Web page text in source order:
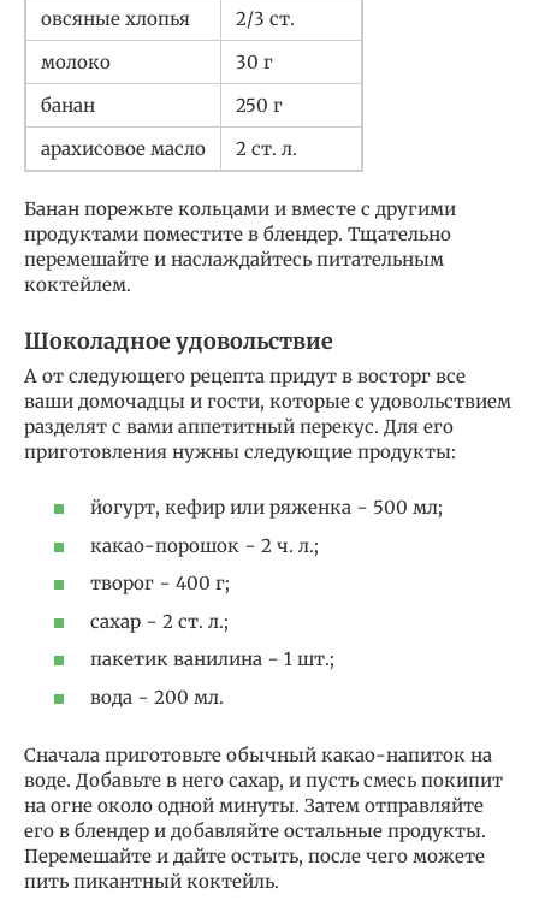
овсяные хлопья
2/3 ст.
молоко
30 г
банан
250 г
арахисовое масло
2 ст. л.
Банан порежьте кольцами и вместе с другими
продуктами поместите в блендер. Тщательно
перемешайте и наслаждайтесь питательным
коктейлем.
Шоколадное удовольствие
А от следующего рецепта придут в восторг все
ваши домочадцы и гости, которые с удовольствием
разделят с вами аппетитный перекус. Для его
приготовления нужны следующие продукты:
йогурт, кефир или ряженка − 500 мл;
какао-порошок − 2 ч. л.;
творог − 400 г;
сахар − 2 ст. л.;
пакетик ванилина − 1 шт.;
вода − 200 мл.
Сначала приготовьте обычный какао-напиток на
воде. Добавьте в него сахар, и пусть смесь покипит
на огне около одной минуты. Затем отправляйте
его в блендер и добавляйте остальные продукты.
Перемешайте и дайте остыть, после чего можете
пить пикантный коктейль.